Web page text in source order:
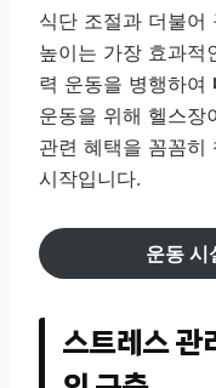
식단 조절과 더불어
높이는 가장 효과적
력 운동을 병행하여
운동을 위해 헬스장
관련 혜택을 꼼꼼히
시작입니다.
운동 시
스트레스 관